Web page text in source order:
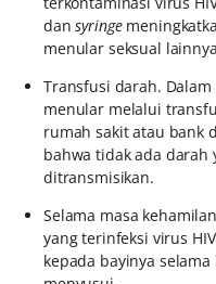
dansyringe
menular seksual
Transfusi darah.
menular melalui
rumah sakit atau bank
bahwa tidak ada darah
ditransmisikan.
Selama masa
yang terinfeksi virus
kepada bayinya